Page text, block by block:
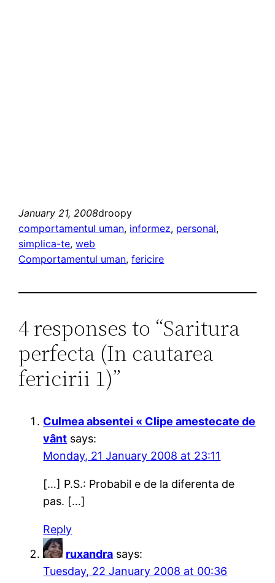
January 21, 2008droopy
comportamentul uman, informez, personal
simplica-te, web
Comportamentul uman, fericire
4 responses to “Saritura
perfecta (In cautarea
fericirii 1)”
Culmea absentei « Clipe amestecate de
vânt says:
Monday, 21 January 2008 at 23:11
[…] P.S.: Probabil e de la diferenta de
pas. […]
Reply
ruxandra says:
Tuesday, 22 January 2008 at 00:36